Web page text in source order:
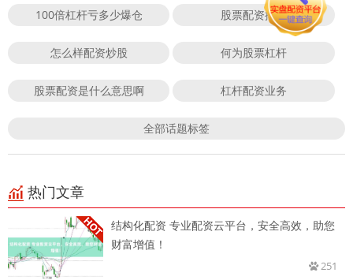
100倍杠杆亏多少爆仓 股票配资排名
怎么样配资炒股 何为股票杠杆
股票配资是什么意思啊 杠杆配资业务
全部话题标签
热门文章
结构化配资 专业配资云平台，安全高效，助您
财富增值！
251